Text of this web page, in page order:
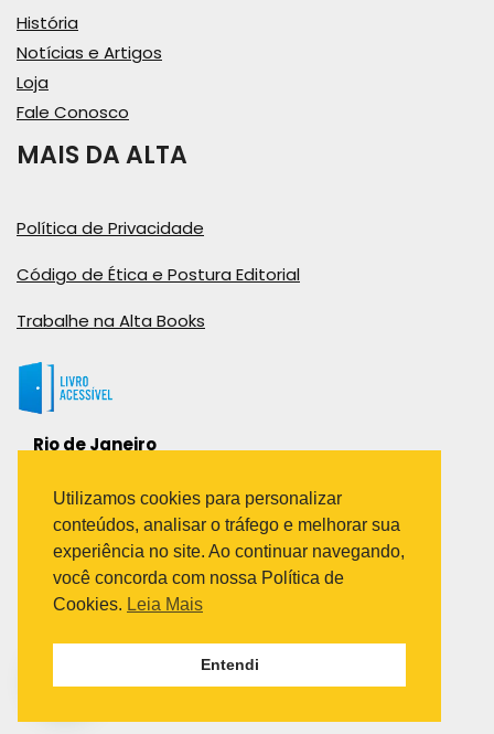
História
Notícias e Artigos
Loja
Fale Conosco
MAIS DA ALTA
Política de Privacidade
Código de Ética e Postura Editorial
Trabalhe na Alta Books
Rio de Janeiro
Bairro Industrial do Jacaré
Rio de Janeiro – RJ – CEP: 20970-031
Telefone:
(21) 3278-8069
(21) 3995-7512
Avenida Paulista 1636 / sala 1407
Utilizamos cookies para personalizar
conteúdos, analisar o tráfego e melhorar sua
experiência no site. Ao continuar navegando,
você concorda com nossa Política de
Cookies. Leia Mais
Entendi